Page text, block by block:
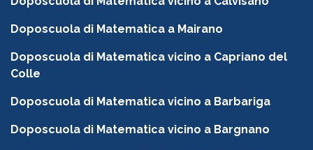
Doposcuola di Matematica a Mairano
Doposcuola di Matematica vicino a Capriano del
Colle
Doposcuola di Matematica vicino a Barbariga
Doposcuola di Matematica vicino a Bargnano